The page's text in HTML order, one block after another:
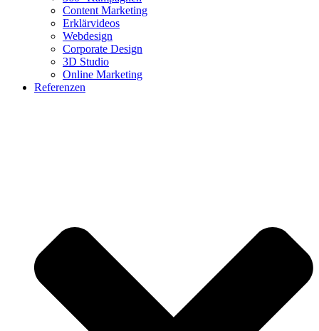
Content Marketing
Erklärvideos
Webdesign
Corporate Design
3D Studio
Online Marketing
Referenzen